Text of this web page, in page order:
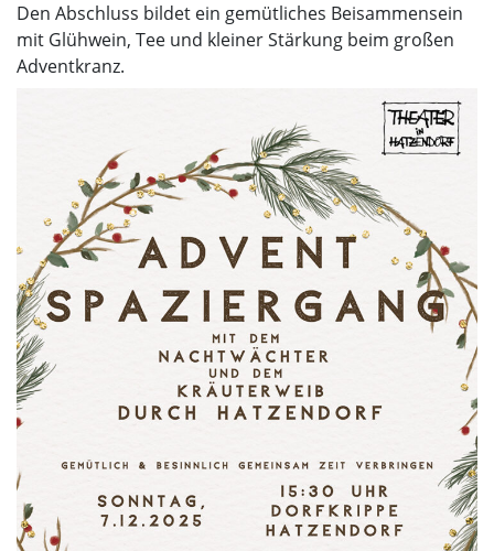
Den Abschluss bildet ein gemütliches Beisammensein
mit Glühwein, Tee und kleiner Stärkung beim großen
Adventkranz.